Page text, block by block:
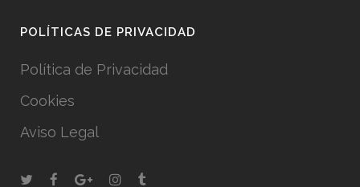
POLÍTICAS DE PRIVACIDAD
Política de Privacidad
Cookies
Aviso Legal